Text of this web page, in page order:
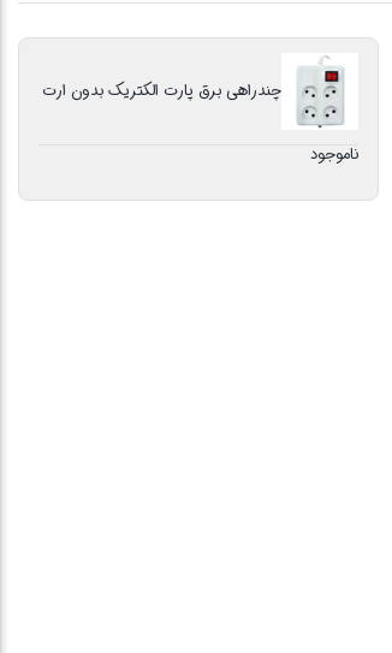
چندراهی برق پارت الکتریک بدون ارت
ناموجود